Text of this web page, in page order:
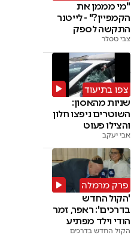
"מי מממן את
הקמפיין?" - לייטנר
התקשה לספק
תשובות
צבי טסלר
צפו בתיעוד
שניות מהאסון:
השוטרים ניפצו חלון
והצילו פעוט
אבי יעקב
פרק מרמלה
'הקול החדש
בדרכים': ראפר, זמר
הודי וילד מפתיע
בניידת
הקול החדש בדרכים